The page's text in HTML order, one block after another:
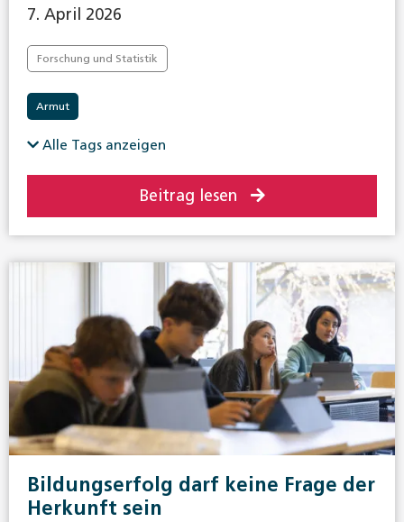
7. April 2026
Forschung und Statistik
Armut
Alle Tags anzeigen
Beitrag lesen
Bildungserfolg darf keine Frage der
Herkunft sein